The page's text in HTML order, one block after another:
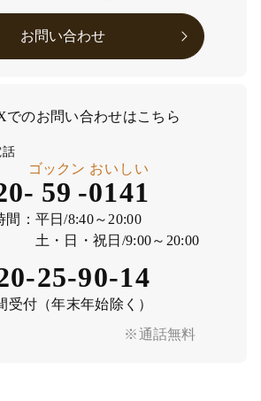
お問い合わせ
でのお問い合わせはこちら
※通話無料
話
59
ゴックン
-0141
おいしい
間： 平日/8:40～20:00
土・日・祝日/9:00～20:00
25-90-14
受付（年末年始除く）